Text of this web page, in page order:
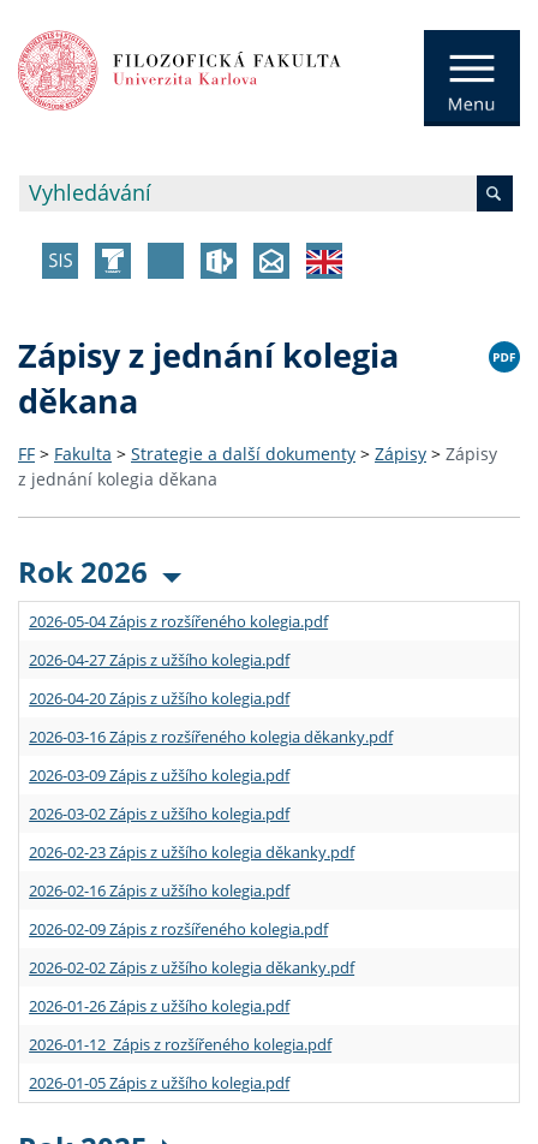
Zápisy z jednání kolegia
děkana
FF > Fakulta > Strategie a další dokumenty > Zápisy > Zápisy
z jednání kolegia děkana
Rok 2026
2026-05-04 Zápis z rozšířeného kolegia.pdf
2026-04-27 Zápis z užšího kolegia.pdf
2026-04-20 Zápis z užšího kolegia.pdf
2026-03-16 Zápis z rozšířeného kolegia děkanky.pdf
2026-03-09 Zápis z užšího kolegia.pdf
2026-03-02 Zápis z užšího kolegia.pdf
2026-02-23 Zápis z užšího kolegia děkanky.pdf
2026-02-16 Zápis z užšího kolegia.pdf
2026-02-09 Zápis z rozšířeného kolegia.pdf
2026-02-02 Zápis z užšího kolegia děkanky.pdf
2026-01-26 Zápis z užšího kolegia.pdf
2026-01-12 Zápis z rozšířeného kolegia.pdf
2026-01-05 Zápis z užšího kolegia.pdf